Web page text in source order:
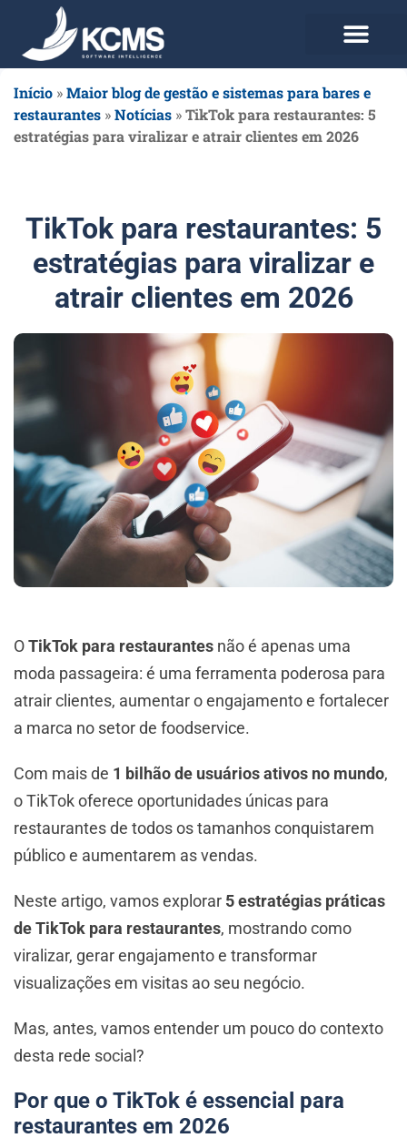
Início »Maior blog de gestão e sistemas para bares e
restaurantes »Notícias »TikTok para restaurantes: 5
estratégias para viralizar e atrair clientes em 2026
TikTok para restaurantes: 5
estratégias para viralizar e
atrair clientes em 2026
OTikTok para restaurantes não é apenas uma
moda passageira: é uma ferramenta poderosa para
atrair clientes, aumentar o engajamento e fortalecer
a marca no setor de foodservice.
Com mais de 1 bilhão de usuários ativos no mundo,
o TikTok oferece oportunidades únicas para
restaurantes de todos os tamanhos conquistarem
público e aumentarem as vendas.
Neste artigo, vamos explorar 5 estratégias práticas
de TikTok para restaurantes, mostrando como
viralizar, gerar engajamento e transformar
visualizações em visitas ao seu negócio.
Mas, antes, vamos entender um pouco do contexto
desta rede social?
Por que o TikTok é essencial para
restaurantes em 2026